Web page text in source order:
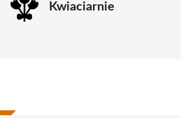
Kwiaciarnie